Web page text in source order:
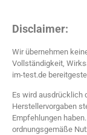
Disclaimer:
Wir übernehmen
Vollständigkeit,
im-test.de
Es wird ausdrücklich
Herstellervorgaben
Empfehlungen
ordnungsgemäße